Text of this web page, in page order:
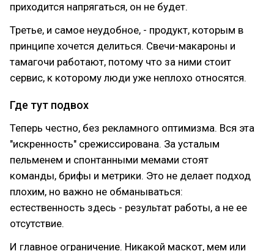
приходится напрягаться, он не будет.
Третье, и самое неудобное, - продукт, которым в
принципе хочется делиться. Свечи-макароны и
тамагочи работают, потому что за ними стоит
сервис, к которому люди уже неплохо относятся.
Где тут подвох
Теперь честно, без рекламного оптимизма. Вся эта
"искренность" срежиссирована. За усталым
пельменем и спонтанными мемами стоят
команды, брифы и метрики. Это не делает подход
плохим, но важно не обманываться:
естественность здесь - результат работы, а не ее
отсутствие.
И главное ограничение. Никакой маскот, мем или